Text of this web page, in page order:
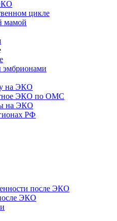
цикле
мамой
на ЭКО
ЭКО по ОМС
на ЭКО
РФ
после ЭКО
ЭКО